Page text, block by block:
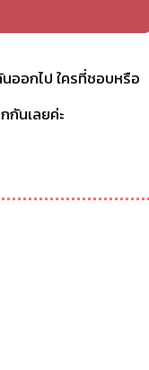
ออกไป ใครที่ชอบหรือ
กันเลยค่ะ